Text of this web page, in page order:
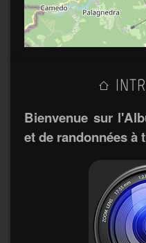
Bienvenue sur
et de randonnées à